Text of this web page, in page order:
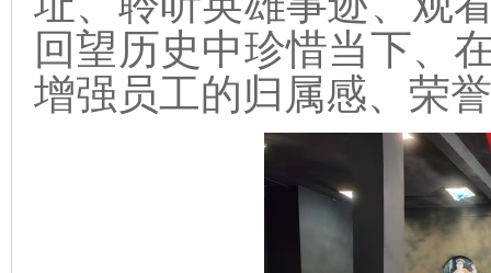
回望历史中珍惜当下、
增强员工的归属感、荣